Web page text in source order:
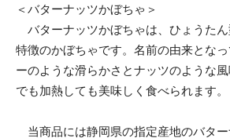
＜バターナッツかぼちゃ＞
バターナッツかぼちゃは、ひょうた
特徴のかぼちゃです。名前の由来とな
ーのような滑らかさとナッツのような
でも加熱しても美味しく食べられます。
当商品には静岡県の指定産地のバタ